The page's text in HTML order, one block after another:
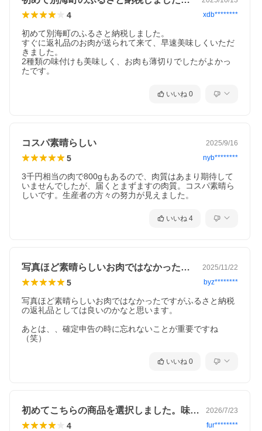
◇ーーーーーーーーーーーーー◆
別海町は東京23区の2倍以上もの、広大な面積の大自然を誇る酪農
11万頭以上の牛を飼育し、そのうち1万頭以上が肉牛というスケー
ルの大きさです。
そんな別海町でのびのび育つからこそ健康に育ち、美味しい牛に
なるのです。
そ、キメ細やかな肉質をもつ牛に成長することができます。
◆ーーーーーーーーーーーーー◇
簡単 朝お出かけ前に冷蔵庫へ
じっくり解凍がおススメ
◇ーーーーーーーーーーーーー◆
肉の旨味成分の流出を抑え、より美味しく食べるには冷蔵庫内で
じっくり解凍するのがおススメです。
◇ーーーーーーーーーーーーー◆
質の別海牛をお届けいたします。
お肉の美味しさだけでなく、その安全性にも自信を持っていま
す。
◆ーーーーーーーーーーーーー◇
北海道別海町から、食卓に笑顔を
◇ーーーーーーーーーーーーー◆
その上質な味わいを、ご家庭で手軽に楽しめる焼肉セットはいか
原産地:北海道別海町/加工地:札幌市
賞味期限:発送日から30日(冷凍状態のまま)
・別海牛 特製味噌だれ[400g×1パック]
4 xdb********
初めて別海町のふるさと納税しました。
すぐに返礼品のお肉が送られて来て、早速美味しくいただ
きました。
2種類の味付けも美味しく、お肉も薄切りでしたがよかっ
いいね 0
コスパ素晴らしい 2025/9/16
5 nyb********
3千円相当の肉で800gもあるので、肉質はあまり期待して
いませんでしたが、届くとまずますの肉質。コスパ素晴ら
しいです。生産者の方々の努力が見えました。
いいね 4
写真ほど素晴らしいお肉ではなかったです… 2025/11/22
5 byz********
写真ほど素晴らしいお肉ではなかったですがふるさと納税
の返礼品としては良いのかなと思います。
あとは、、確定申告の時に忘れないことが重要ですね
（笑）
いいね 0
初めてこちらの商品を選択しました。味に… 2026/7/23
4 fur********